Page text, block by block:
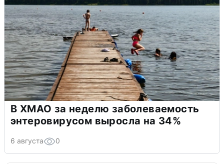
В ХМАО за неделю заболеваемость
энтеровирусом выросла на 34%
6 августа 0